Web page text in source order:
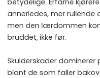
annerledes, mer rullende
men den lærdommen
bruddet, ikke før.
Skulderskader
blant de som faller